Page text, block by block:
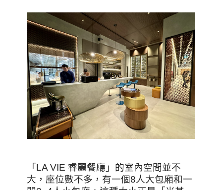
「LA VIE 睿麗餐廳」的室內空間並不
大，座位數不多，有一個8人大包廂和一